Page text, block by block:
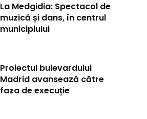
La Medgidia: Spectacol de
muzică și dans, în centrul
municipiului
Proiectul bulevardului
Madrid avansează către
faza de execuție